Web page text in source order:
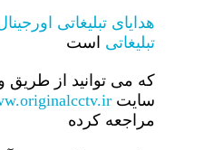
هدایای تبلیغاتی
تبلیغاتی است
که می توانید از طریق
سایت
مراجعه کرده